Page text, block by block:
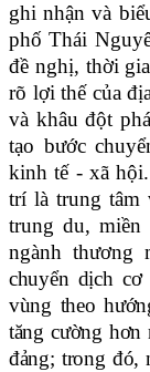
ghi nhận và
phố Thái
đề nghị, thời
rõ lợi thế của
và khâu đột
tạo bước
kinh tế - xã
trí là trung tâm
trung du,
ngành thương
chuyển dịch
vùng theo
tăng cường hơn
đảng; trong đó,